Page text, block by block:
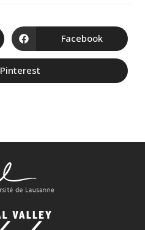
Facebook
Pinterest